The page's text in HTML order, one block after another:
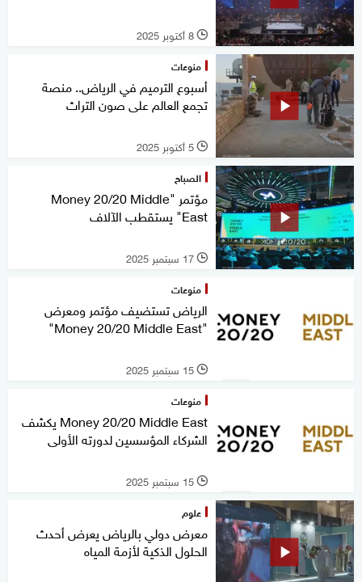
l 8 أكتوبر 2025
منوعات
أسبوع الترميم في الرياض.. منصة
تجمع العالم على صون التراث
l 5 أكتوبر 2025
الصباح
مؤتمر "Money 20/20 Middle
East" يستقطب الآلاف
l 17 سبتمبر 2025
منوعات
الرياض تستضيف مؤتمر ومعرض
"Money 20/20 Middle East"
l 15 سبتمبر 2025
منوعات
Money 20/20 Middle East يكشف
الشركاء المؤسسين لدورته الأولى
l 15 سبتمبر 2025
علوم
معرض دولي بالرياض يعرض أحدث
الحلول الذكية لأزمة المياه